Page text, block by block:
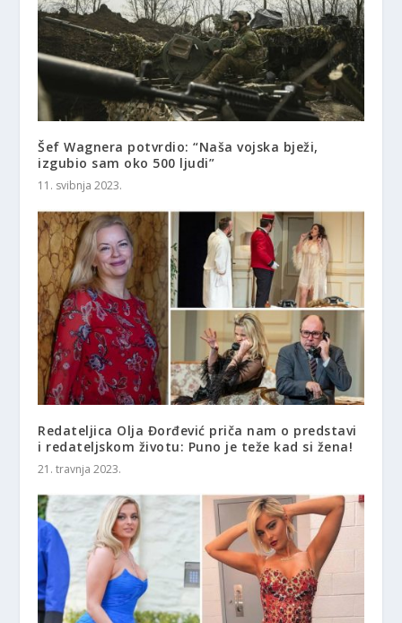
Šef Wagnera potvrdio: “Naša vojska bježi,
izgubio sam oko 500 ljudi”
11. svibnja 2023.
Redateljica Olja Đorđević priča nam o predstavi
i redateljskom životu: Puno je teže kad si žena!
21. travnja 2023.